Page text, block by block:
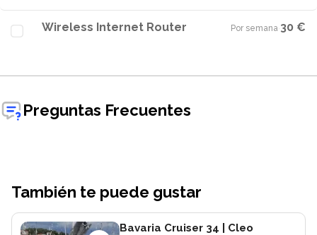
Wireless Internet Router Por semana·30 €
Preguntas Frecuentes
También te puede gustar
Bavaria Cruiser 34 | Cleo